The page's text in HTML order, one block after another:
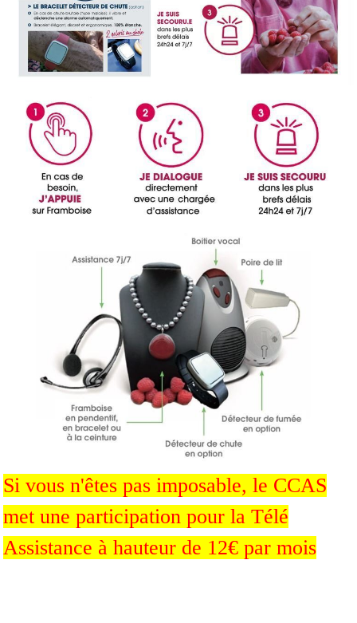
Si vous n'êtes pas imposable, le CCAS
met une participation pour la Télé
Assistance à hauteur de 12€ par mois